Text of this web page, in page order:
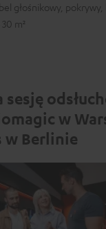
głośnikowy,
m²
sesję
w
w Berlinie